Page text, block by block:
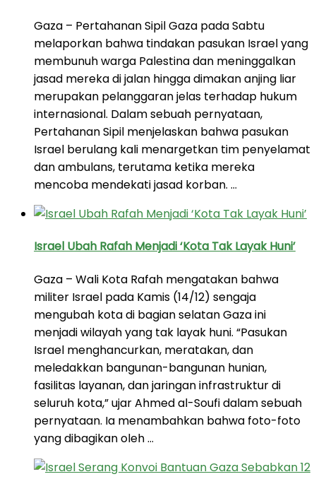
Gaza – Pertahanan Sipil Gaza pada Sabtu
melaporkan bahwa tindakan pasukan Israel yang
membunuh warga Palestina dan meninggalkan
jasad mereka di jalan hingga dimakan anjing liar
merupakan pelanggaran jelas terhadap hukum
internasional. Dalam sebuah pernyataan,
Pertahanan Sipil menjelaskan bahwa pasukan
Israel berulang kali menargetkan tim penyelamat
dan ambulans, terutama ketika mereka
mencoba mendekati jasad korban. …
Israel Ubah Rafah Menjadi ‘Kota Tak Layak Huni’
Gaza – Wali Kota Rafah mengatakan bahwa
militer Israel pada Kamis (14/12) sengaja
mengubah kota di bagian selatan Gaza ini
menjadi wilayah yang tak layak huni. “Pasukan
Israel menghancurkan, meratakan, dan
meledakkan bangunan-bangunan hunian,
fasilitas layanan, dan jaringan infrastruktur di
seluruh kota,” ujar Ahmed al-Soufi dalam sebuah
pernyataan. Ia menambahkan bahwa foto-foto
yang dibagikan oleh …